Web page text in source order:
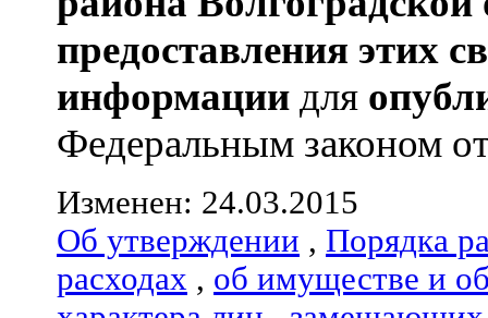
предоставления этих
информации для
Федеральным законом
Изменен: 24.03.2015
Об утверждении , Порядка
расходах , об имуществе и